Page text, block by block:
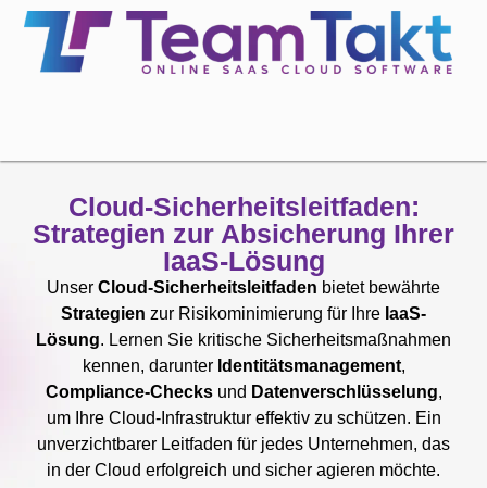
Cloud-Sicherheitsleitfaden:
Strategien zur Absicherung Ihrer
IaaS-Lösung
Unser Cloud-Sicherheitsleitfaden bietet bewährte
Strategien zur Risikominimierung für Ihre IaaS-
Lösung. Lernen Sie kritische Sicherheitsmaßnahmen
kennen, darunter Identitätsmanagement,
Compliance-Checksund Datenverschlüsselung,
um Ihre Cloud-Infrastruktur effektiv zu schützen. Ein
unverzichtbarer Leitfaden für jedes Unternehmen, das
in der Cloud erfolgreich und sicher agieren möchte.